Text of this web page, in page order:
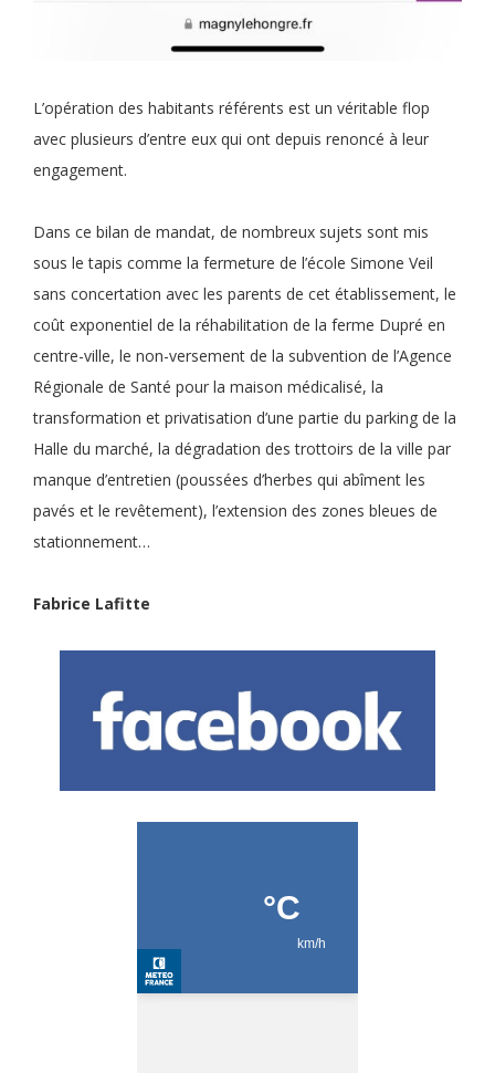
L’opération des habitants référents est un véritable flop
avec plusieurs d’entre eux qui ont depuis renoncé à leur
engagement.
Dans ce bilan de mandat, de nombreux sujets sont mis
sous le tapis comme la fermeture de l’école Simone Veil
sans concertation avec les parents de cet établissement, le
coût exponentiel de la réhabilitation de la ferme Dupré en
centre-ville, le non-versement de la subvention de l’Agence
Régionale de Santé pour la maison médicalisé, la
transformation et privatisation d’une partie du parking de la
Halle du marché, la dégradation des trottoirs de la ville par
manque d’entretien (poussées d’herbes qui abîment les
pavés et le revêtement), l’extension des zones bleues de
stationnement…
Fabrice Lafitte